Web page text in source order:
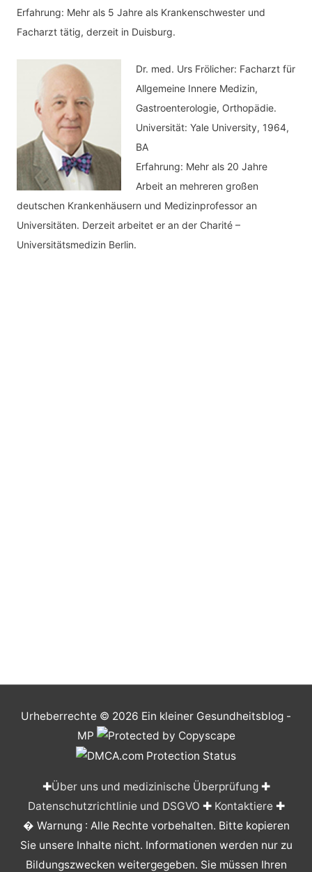
Erfahrung: Mehr als 5 Jahre als Krankenschwester und
Facharzt tätig, derzeit in Duisburg.
Dr. med. Urs Frölicher: Facharzt für
Allgemeine Innere Medizin,
Gastroenterologie, Orthopädie.
Universität: Yale University, 1964,
BA
Erfahrung: Mehr als 20 Jahre
Arbeit an mehreren großen
deutschen Krankenhäusern und Medizinprofessor an
Universitäten. Derzeit arbeitet er an der Charité –
Universitätsmedizin Berlin.
Urheberrechte © 2026 Ein kleiner Gesundheitsblog -
MP
✚Über uns und medizinische Überprüfung✚
Datenschutzrichtlinie und DSGVO ✚ Kontaktiere✚
� Warnung : Alle Rechte vorbehalten. Bitte kopieren
Sie unsere Inhalte nicht. Informationen werden nur zu
Bildungszwecken weitergegeben. Sie müssen Ihren